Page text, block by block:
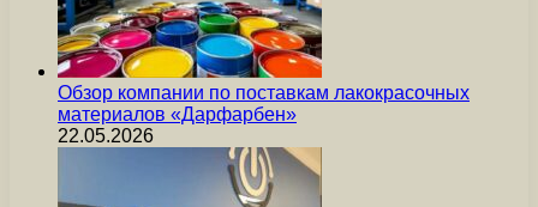
Обзор компании по поставкам лакокрасочных
материалов «Дарфарбен»
22.05.2026